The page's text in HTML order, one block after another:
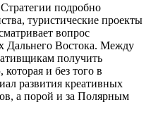
подробно
туристические проекты
вопрос
Дальнего Востока. Между
получить
и без того в
развития креативных
а порой и за Полярным